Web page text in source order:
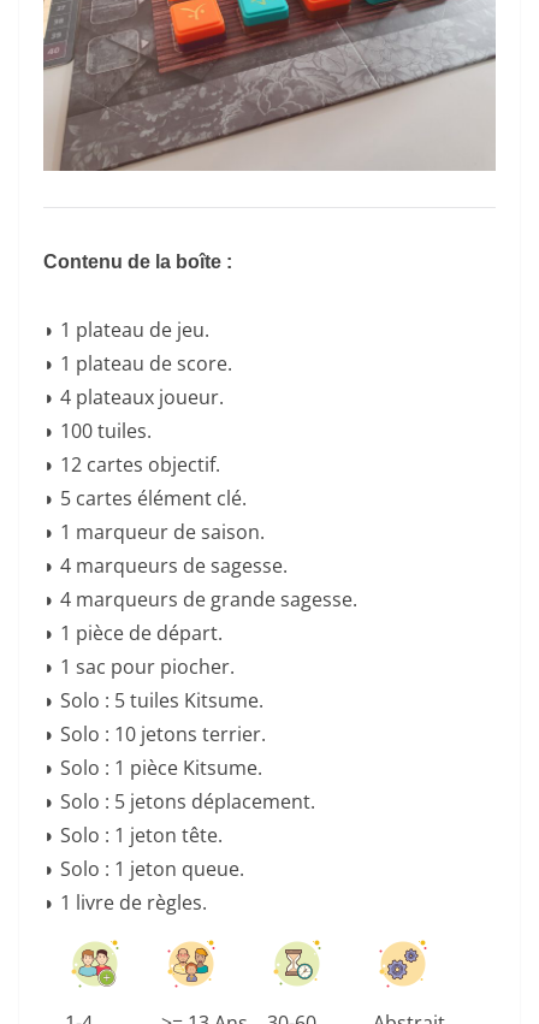
Contenu de la boîte :
◗ 1 plateau de jeu.
◗ 1 plateau de score.
◗ 4 plateaux joueur.
◗ 100 tuiles.
◗ 12 cartes objectif.
◗ 5 cartes élément clé.
◗ 1 marqueur de saison.
◗ 4 marqueurs de sagesse.
◗ 4 marqueurs de grande sagesse.
◗ 1 pièce de départ.
◗ 1 sac pour piocher.
◗ Solo : 5 tuiles Kitsume.
◗ Solo : 10 jetons terrier.
◗ Solo : 1 pièce Kitsume.
◗ Solo : 5 jetons déplacement.
◗ Solo : 1 jeton tête.
◗ Solo : 1 jeton queue.
◗ 1 livre de règles.